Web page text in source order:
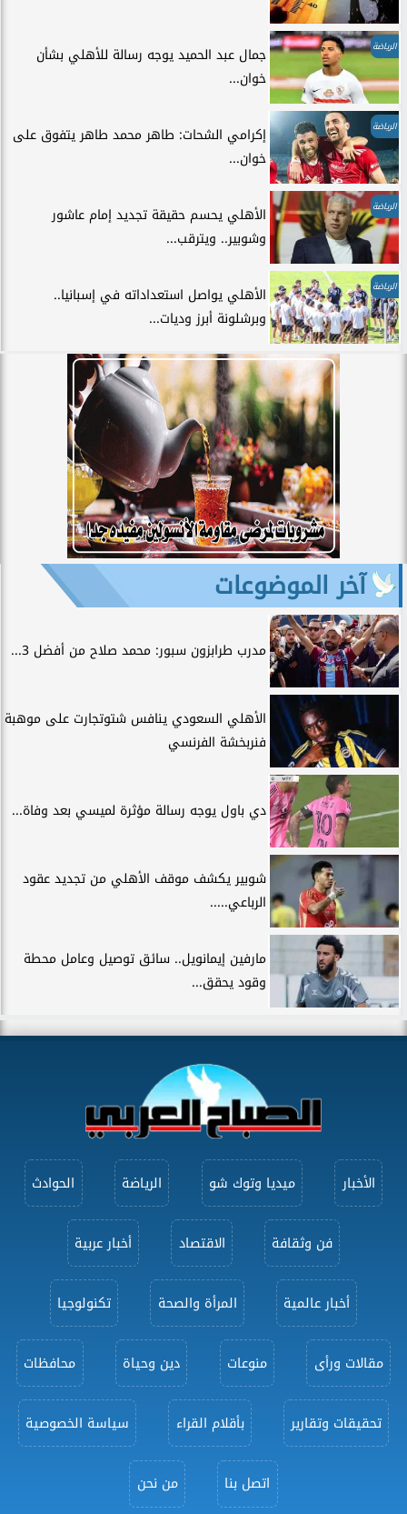
الرياضة
جمال عبد الحميد يوجه رسالة للأهلي بشأن
خوان...
الرياضة
إكرامي الشحات: طاهر محمد طاهر يتفوق على
خوان...
الرياضة
الأهلي يحسم حقيقة تجديد إمام عاشور
وشوبير.. ويترقب...
الرياضة
الأهلي يواصل استعداداته في إسبانيا..
وبرشلونة أبرز وديات...
آخر الموضوعات
مدرب طرابزون سبور: محمد صلاح من أفضل 3...
الأهلي السعودي ينافس شتوتجارت على موهبة
فنربخشة الفرنسي
دي باول يوجه رسالة مؤثرة لميسي بعد وفاة...
شوبير يكشف موقف الأهلي من تجديد عقود
الرباعي.....
مارفين إيمانويل.. سائق توصيل وعامل محطة
وقود يحقق...
الأخبار ميديا وتوك شو الرياضة الحوادث
فن وثقافة الاقتصاد أخبار عربية
أخبار عالمية المرأة والصحة تكنولوجيا
مقالات ورأى منوعات دين وحياة محافظات
تحقيقات وتقارير بأقلام القراء سياسة الخصوصية
اتصل بنا من نحن